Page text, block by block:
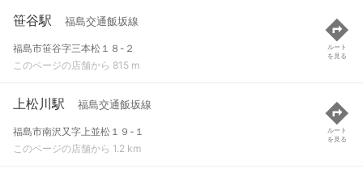
笹谷駅 福島交通飯坂線
福島市笹谷字三本松１８-２
このページの店舗から 815 m
ルート
を見る
上松川駅 福島交通飯坂線
福島市南沢又字上並松１９-１
このページの店舗から 1.2 km
ルート
を見る